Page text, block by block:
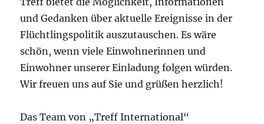
und Gedanken über aktuelle Ereignisse in der
Flüchtlingspolitik auszutauschen. Es wäre
schön, wenn viele Einwohnerinnen und
Einwohner unserer Einladung folgen würden.
Wir freuen uns auf Sie und grüßen herzlich!
Das Team von „Treff International“